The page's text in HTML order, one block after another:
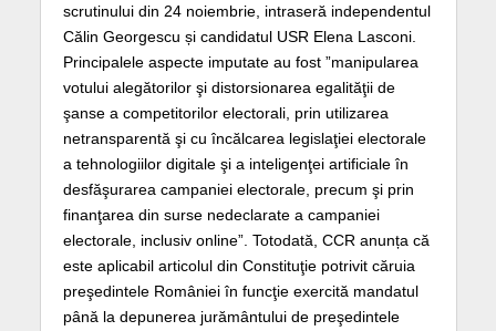
scrutinului din 24 noiembrie, intraseră independentul
Călin Georgescu și candidatul USR Elena Lasconi.
Principalele aspecte imputate au fost ”manipularea
votului alegătorilor şi distorsionarea egalităţii de
şanse a competitorilor electorali, prin utilizarea
netransparentă şi cu încălcarea legislaţiei electorale
a tehnologiilor digitale şi a inteligenţei artificiale în
desfăşurarea campaniei electorale, precum şi prin
finanţarea din surse nedeclarate a campaniei
electorale, inclusiv online”. Totodată, CCR anunța că
este aplicabil articolul din Constituţie potrivit căruia
preşedintele României în funcţie exercită mandatul
până la depunerea jurământului de preşedintele